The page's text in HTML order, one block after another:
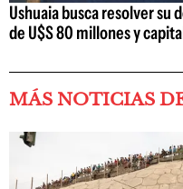
Ushuaia busca resolver
de U$S 80 millones y
MÁS NOTICIAS